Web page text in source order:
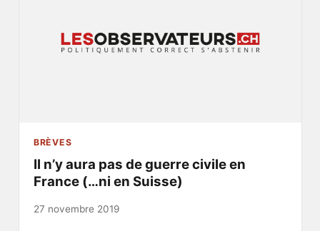
BRÈVES
Il n’y aura pas de guerre civile en
France (…ni en Suisse)
27 novembre 2019